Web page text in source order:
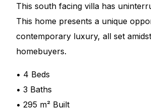
This south facing villa has
This home presents a unique
contemporary luxury, all set
homebuyers.
• 4 Beds
• 3 Baths
• 295 m² Built